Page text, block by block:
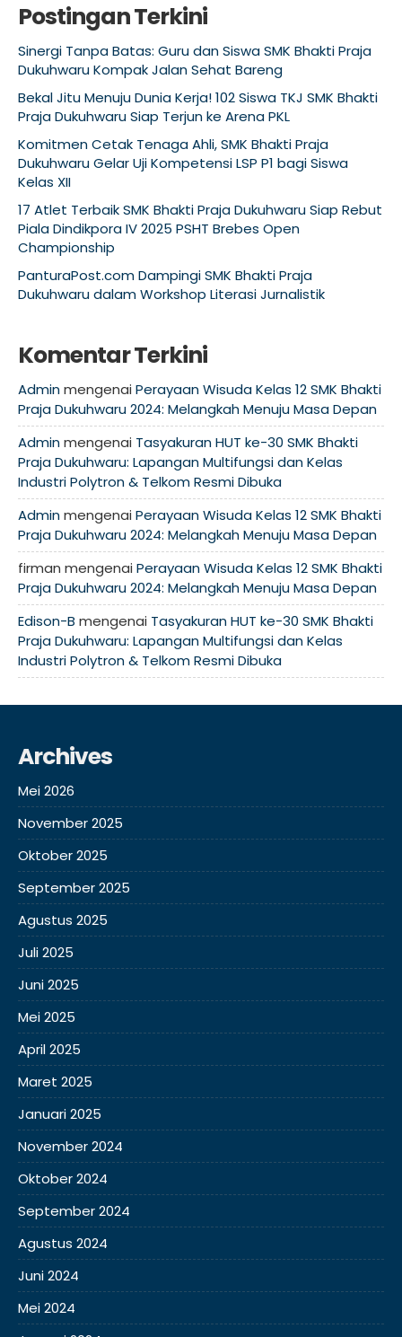
Postingan Terkini
Sinergi Tanpa Batas: Guru dan Siswa SMK Bhakti Praja
Dukuhwaru Kompak Jalan Sehat Bareng
Bekal Jitu Menuju Dunia Kerja! 102 Siswa TKJ SMK Bhakti
Praja Dukuhwaru Siap Terjun ke Arena PKL
Komitmen Cetak Tenaga Ahli, SMK Bhakti Praja
Dukuhwaru Gelar Uji Kompetensi LSP P1 bagi Siswa
Kelas XII
17 Atlet Terbaik SMK Bhakti Praja Dukuhwaru Siap Rebut
Piala Dindikpora IV 2025 PSHT Brebes Open
Championship
PanturaPost.com Dampingi SMK Bhakti Praja
Dukuhwaru dalam Workshop Literasi Jurnalistik
Komentar Terkini
Adminmengenai Perayaan Wisuda Kelas 12 SMK Bhakti
Praja Dukuhwaru 2024: Melangkah Menuju Masa Depan
Adminmengenai Tasyakuran HUT ke-30 SMK Bhakti
Praja Dukuhwaru: Lapangan Multifungsi dan Kelas
Industri Polytron & Telkom Resmi Dibuka
Adminmengenai Perayaan Wisuda Kelas 12 SMK Bhakti
Praja Dukuhwaru 2024: Melangkah Menuju Masa Depan
firman mengenai Perayaan Wisuda Kelas 12 SMK Bhakti
Praja Dukuhwaru 2024: Melangkah Menuju Masa Depan
Edison-B mengenai Tasyakuran HUT ke-30 SMK Bhakti
Praja Dukuhwaru: Lapangan Multifungsi dan Kelas
Industri Polytron & Telkom Resmi Dibuka
Archives
Mei 2026
November 2025
Oktober 2025
September 2025
Agustus 2025
Juli 2025
Juni 2025
Mei 2025
April 2025
Maret 2025
Januari 2025
November 2024
Oktober 2024
September 2024
Agustus 2024
Juni 2024
Mei 2024